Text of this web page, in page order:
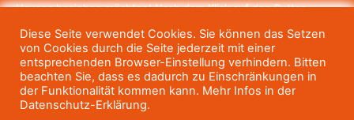
Hauses beziehen möchten! Nach dem Klick auf den Button
um die Newsletter-Anmeldung abzuschließen. Wenn Sie unsere
Gratis-News irgendwann nicht mehr erhalten wollen, können
Siesich jederzeit einfach wieder abmelden.
Diese Seite verwendet Cookies. Sie können das Setzen
von Cookies durch die Seite jederzeit mit einer
entsprechenden Browser-Einstellung verhindern. Bitten
beachten Sie, dass es dadurch zu Einschränkungen in
der Funktionalität kommen kann. Mehr Infos in der
Datenschutz-Erklärung.